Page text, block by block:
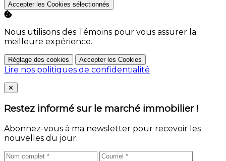
Accepter les Cookies sélectionnés
Nous utilisons des Témoins pour vous assurer la
meilleure expérience.
Réglage des cookies Accepter les Cookies
Lire nos politiques de confidentialité
Close
✕
Restez informé sur le marché immobilier !
Abonnez-vous à ma newsletter pour recevoir les
nouvelles du jour.